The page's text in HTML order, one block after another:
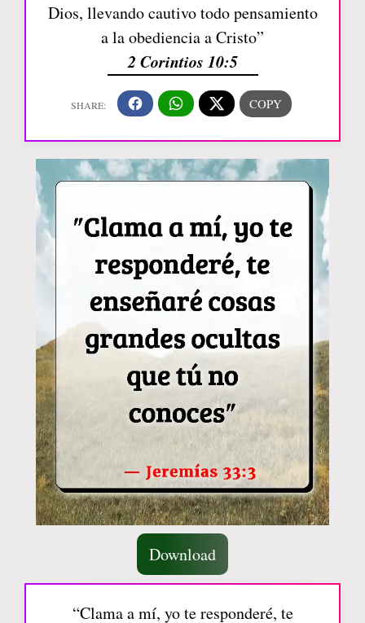
Dios, llevando cautivo todo pensamiento
a la obediencia a Cristo”
2 Corintios 10:5
Download
“Clama a mí, yo te responderé, te